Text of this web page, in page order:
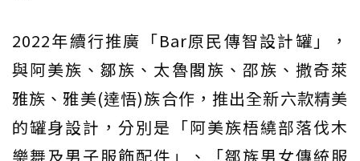
2022年續行推廣「Bar原民傳智設計罐」，
與阿美族、鄒族、太魯閣族、邵族、撒奇萊
雅族、雅美(達悟)族合作，推出全新六款精美
的罐身設計，分別是「阿美族梧繞部落伐木
樂舞及男子服飾配件」、「鄒族男女傳統服